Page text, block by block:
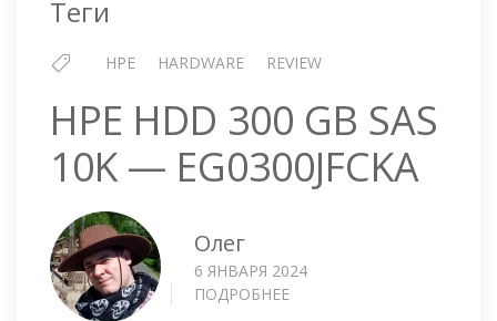
Теги
HPE HARDWARE REVIEW
HPE HDD 300 GB SAS
10K — EG0300JFCKA
Олег
6 ЯНВАРЯ 2024
ПОДРОБНЕЕ